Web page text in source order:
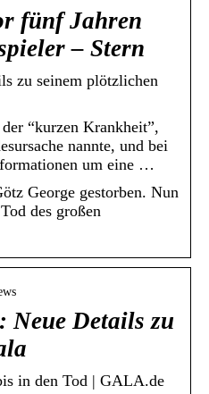
fünf Jahren
– Stern
zu seinem plötzlichen
“kurzen Krankheit”,
nannte, und bei
um eine …
George gestorben. Nun
des großen
Neue Details zu
in den Tod | GALA.de